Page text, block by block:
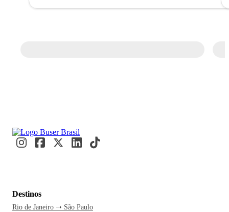
Destinos
Rio de Janeiro ➝ São Paulo